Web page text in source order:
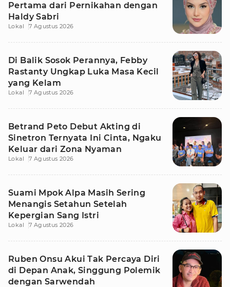
Pertama dari Pernikahan dengan
Haldy Sabri
Lokal 7 Agustus 2026
Di Balik Sosok Perannya, Febby
Rastanty Ungkap Luka Masa Kecil
yang Kelam
Lokal 7 Agustus 2026
Betrand Peto Debut Akting di
Sinetron Ternyata Ini Cinta, Ngaku
Keluar dari Zona Nyaman
Lokal 7 Agustus 2026
Suami Mpok Alpa Masih Sering
Menangis Setahun Setelah
Kepergian Sang Istri
Lokal 7 Agustus 2026
Ruben Onsu Akui Tak Percaya Diri
di Depan Anak, Singgung Polemik
dengan Sarwendah